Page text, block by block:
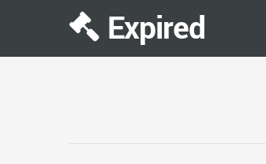
Expired